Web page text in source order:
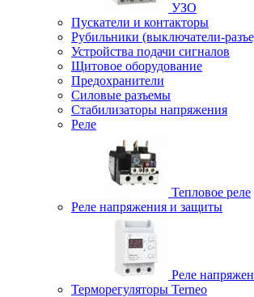
УЗО
Пускатели и контакторы
Рубильники (выключатели-
Устройства подачи сигналов
Щитовое оборудование
Предохранители
Силовые разъемы
Стабилизаторы напряжения
Реле
Тепловое реле
Реле напряжения и защиты
Реле
Терморегуляторы Terneo